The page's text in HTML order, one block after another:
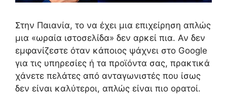
Στην Παιανία, το να έχει μια επιχείρηση απλώς
μια «ωραία ιστοσελίδα» δεν αρκεί πια. Αν δεν
εμφανίζεστε όταν κάποιος ψάχνει στο Google
για τις υπηρεσίες ή τα προϊόντα σας, πρακτικά
χάνετε πελάτες από ανταγωνιστές που ίσως
δεν είναι καλύτεροι, απλώς είναι πιο ορατοί.